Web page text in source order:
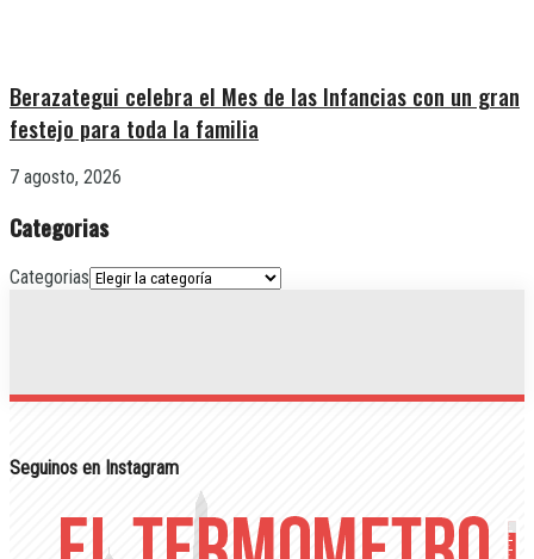
Berazategui celebra el Mes de las Infancias con un gran
festejo para toda la familia
7 agosto, 2026
Categorias
Categorias
Seguinos en Instagram